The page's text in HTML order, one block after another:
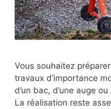
Vous souhaitez
travaux d’importance
d’un bac, d’une auge
La réalisation reste